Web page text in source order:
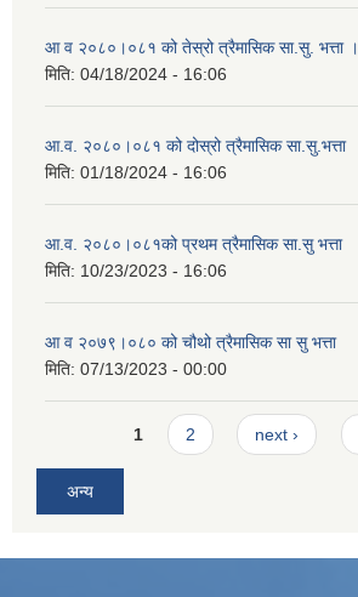
आ व २०८०।०८१ को तेस्रो त्रैमासिक सा.सु. भत्ता ।
मिति: 04/18/2024 - 16:06
आ.व. २०८०।०८१ को दोस्रो त्रैमासिक सा.सु.भत्ता
मिति: 01/18/2024 - 16:06
आ.व. २०८०।०८१को प्रथम त्रैमासिक सा.सु भत्ता
मिति: 10/23/2023 - 16:06
आ व २०७९।०८० को चौथो त्रैमासिक सा सु भत्ता
मिति: 07/13/2023 - 00:00
Pages1 2 next ›
अन्य